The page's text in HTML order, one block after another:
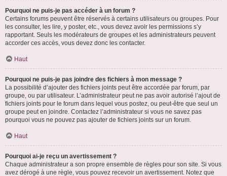
Pourquoi ne puis-je pas accéder à un forum ?
Certains forums peuvent être réservés à certains utilisateurs ou groupes. Pour
les consulter, les lire, y poster, etc., vous devez avoir les permissions s’y
rapportant. Seuls les modérateurs de groupes et les administrateurs peuvent
accorder ces accès, vous devez donc les contacter.
Haut
Pourquoi ne puis-je pas joindre des fichiers à mon message ?
La possibilité d’ajouter des fichiers joints peut être accordée par forum, par
groupe, ou par utilisateur. L’administrateur peut ne pas avoir autorisé l’ajout de
fichiers joints pour le forum dans lequel vous postez, ou peut-être que seul un
groupe peut en joindre. Contactez l’administrateur si vous ne savez pas
pourquoi vous ne pouvez pas ajouter de fichiers joints sur un forum.
Haut
Pourquoi ai-je reçu un avertissement ?
Chaque administrateur a son propre ensemble de règles pour son site. Si vous
avez dérogé à une règle, vous pouvez recevoir un avertissement. Notez que